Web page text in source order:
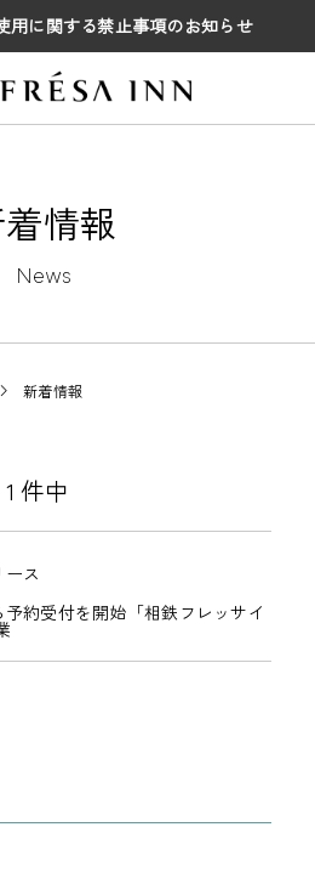
用に関する禁止事項のお知らせ
情報
News
新着情報
1 件中
予約受付を開始「相鉄フレッサイ
ース